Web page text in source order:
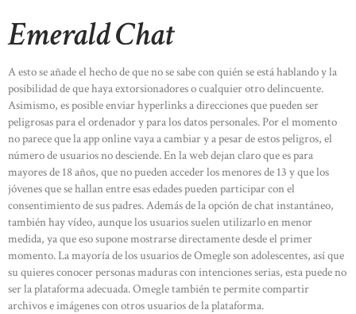
Emerald Chat
A esto se añade el hecho de que no se sabe con quién se está hablando y la
posibilidad de que haya extorsionadores o cualquier otro delincuente.
Asimismo, es posible enviar hyperlinks a direcciones que pueden ser
peligrosas para el ordenador y para los datos personales. Por el momento
no parece que la app online vaya a cambiar y a pesar de estos peligros, el
número de usuarios no desciende. En la web dejan claro que es para
mayores de 18 años, que no pueden acceder los menores de 13 y que los
jóvenes que se hallan entre esas edades pueden participar con el
consentimiento de sus padres. Además de la opción de chat instantáneo,
también hay vídeo, aunque los usuarios suelen utilizarlo en menor
medida, ya que eso supone mostrarse directamente desde el primer
momento. La mayoría de los usuarios de Omegle son adolescentes, así que
su quieres conocer personas maduras con intenciones serias, esta puede no
ser la plataforma adecuada. Omegle también te permite compartir
archivos e imágenes con otros usuarios de la plataforma.